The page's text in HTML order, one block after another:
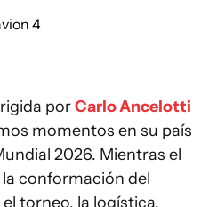
porCarlo Ancelotti
momentos en su país
2026. Mientras el
conformación del
torneo, la logística,